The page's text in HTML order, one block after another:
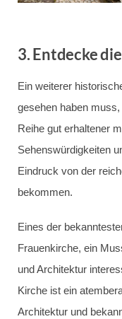
3.Entdecke
Ein weiterer
gesehen haben
Reihe gut erhaltener
Sehenswürdigkeiten
Eindruck von der
bekommen.
Eines der
Frauenkirche, ein
und Architektur
Kirche ist ein
Architektur und